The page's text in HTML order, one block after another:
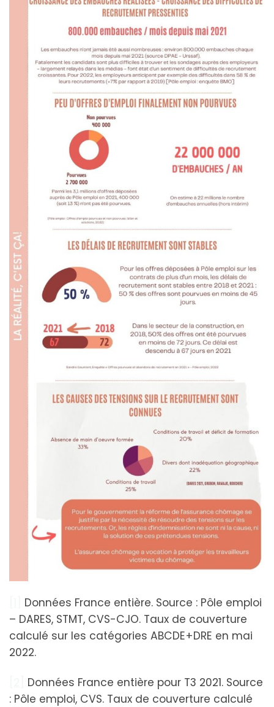
Données France entière. Source : Pôle emploi
– DARES, STMT, CVS-CJO. Taux de couverture
calculé sur les catégories ABCDE+DRE en mai
2022.
Données France entière pour T3 2021. Source
: Pôle emploi, CVS. Taux de couverture calculé